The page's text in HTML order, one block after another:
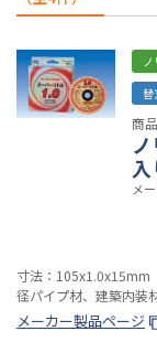
ノ
替
商
入
メ
寸法：
径パイプ材、建築内装
メーカー製品ページ